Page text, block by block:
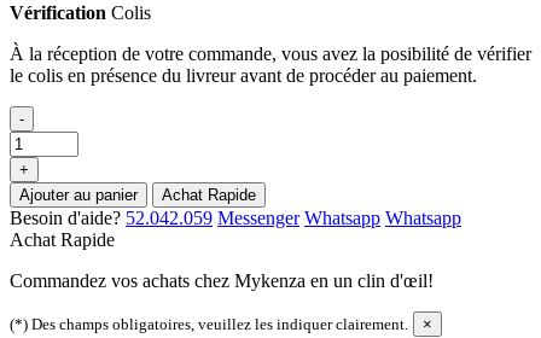
Vérification Colis
À la réception de votre commande, vous avez la posibilité de vérifier
le colis en présence du livreur avant de procéder au paiement.
-
+
Ajouter au panier
Achat Rapide
Besoin d'aide? 52.042.059 Messenger Whatsapp Whatsapp
Achat Rapide
Commandez vos achats chez Mykenza en un clin d'œil!
(*) Des champs obligatoires, veuillez les indiquer clairement. ×